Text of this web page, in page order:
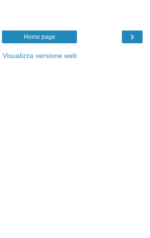
›
Home page
Visualizza versione web